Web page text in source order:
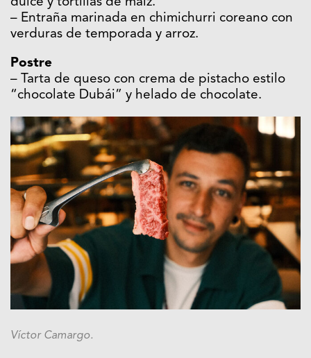
– Entraña marinada en chimichurri coreano con
verduras de temporada y arroz.
Postre
– Tarta de queso con crema de pistacho estilo
“chocolate Dubái” y helado de chocolate.
Víctor Camargo.